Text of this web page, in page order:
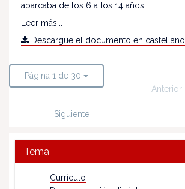
abarcaba de los 6 a los 14 años.
Leer más...
Descargue el documento en castellano
Página 1 de 30
Anterior
Siguiente
Tema
Currículo